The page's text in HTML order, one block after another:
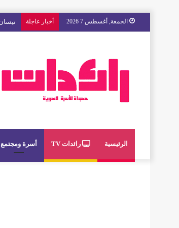
الجمعة, أغسطس 7 2026 أخبار عاجلة مع « The Next Ad » ، إنوي يُسند حملته الإعلانية المقبلة إلى الشباب المغربي
الرئيسية رائدات TV أسرة ومجتمع